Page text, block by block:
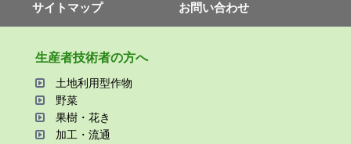
サイトマップ
お問い合わせ
⽣産者技術者の⽅へ
⼟地利⽤型作物
野菜
果樹・花き
加⼯・流通